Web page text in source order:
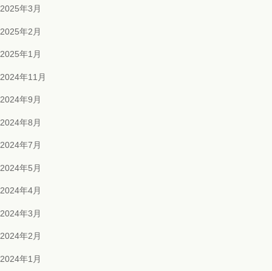
2025年3月
2025年2月
2025年1月
2024年11月
2024年9月
2024年8月
2024年7月
2024年5月
2024年4月
2024年3月
2024年2月
2024年1月